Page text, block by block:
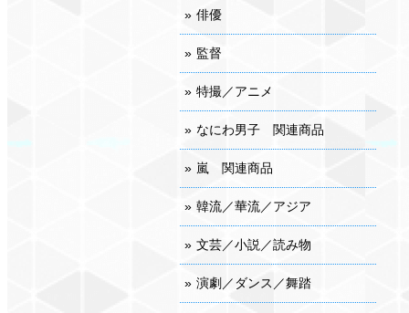
俳優
監督
特撮／アニメ
なにわ男子 関連商品
嵐 関連商品
韓流／華流／アジア
文芸／小説／読み物
演劇／ダンス／舞踏